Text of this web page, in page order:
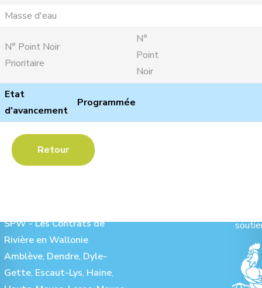
Masse d'eau
N° Point Noir
Prioritaire
N°
Point
Noir
Etat
d'avancement
Programmée
Retour
SPW - Les Contrats de
Rivière en Wallonie
Amblève, Dendre, Dyle-
Gette, Escaut-Lys, Haine,